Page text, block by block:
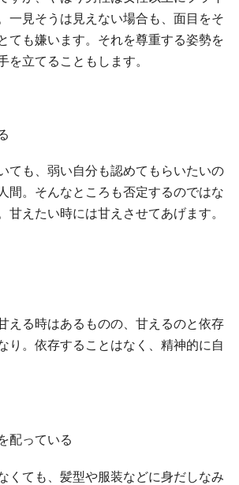
一見そうは見えない場合も、面目をそ
ても嫌います。それを尊重する姿勢を
を立てることもします。
ても、弱い自分も認めてもらいたいの
間。そんなところも否定するのではな
甘えたい時には甘えさせてあげます。
える時はあるものの、甘えるのと依存
り。依存することはなく、精神的に自
配っている
くても、髪型や服装などに身だしなみ